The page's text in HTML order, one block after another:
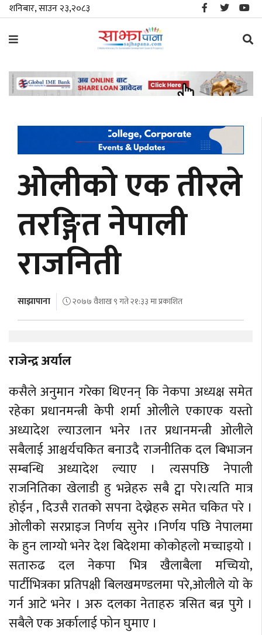
शनिबार, साउन २३,२०८३
समाचार
राजनीति
जीवनशैली
मनोरञ्जन/
साहित्य
अर्थ
अन्तरवार्ता
विचार/
ओलीको एक तीरले
तरङ्गित नेपाली
राजनिती
साझापाना २०७७ वैशाख ९ गते २१:३३ मा प्रकाशित
राजेन्द्र अर्याल
कसैले अनुमान गरेका थिएनन् कि नेकपा अध्यक्ष समेत
रहेका प्रधानमन्त्री केपी शर्मा ओलीले एकाएक यस्तो
अध्यादेश ल्याउलान भनेर ।तर प्रधानमन्त्री ओलीले
सबैलाई आश्चर्यचकित बनाउदै राजनीतिक दल बिभाजन
सम्बन्धि अध्यादेश ल्याए । त्यसपछि नेपाली
राजनितिका खेलाडी हु भन्नेहरु सबै ट्वा परे।त्यति मात्र
होईन , दिउसै रातको सपना देख्नेहरु समेत चकित परे ।
ओलीको सरप्राइज निर्णय सुनेर ।निर्णय पछि नेपालमा
के हुन लाग्यो भनेर देश बिदेशमा कोकोहलो मच्चाइयो ।
सतारुढ दल नेकपा भित्र खैलाबैला मच्चियो,
पार्टीभित्रका प्रतिपक्षी बिलखमण्डलमा परे,ओलीले यो के
गर्न आटे भनेर । अरु दलका नेताहरु त्रसित बन्न पुगे ।
सबैले एक अर्कालाई फोन घुमाए ।